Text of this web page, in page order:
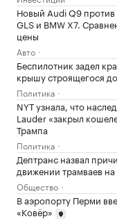
Новый Audi Q9
GLS и BMW X7.
цены
Авто
Беспилотник задел
крышу строящегося
Политика
NYT узнала, что
Lauder «закрыл
Трампа
Политика
Дептранс назвал
движении трамваев
Общество
В аэропорту Перми
«Ковёр»